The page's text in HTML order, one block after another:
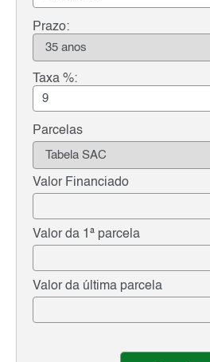
Prazo:
Taxa %:
Parcelas
Valor Financiado
Valor da 1ª parcela
Valor da última parcela